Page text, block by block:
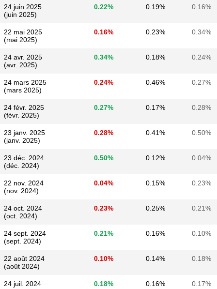
24 juin 2025
(juin 2025)
0.22% 0.19% 0.16%
22 mai 2025
(mai 2025)
0.16% 0.23% 0.34%
24 avr. 2025
(avr. 2025)
0.34% 0.18% 0.24%
24 mars 2025
(mars 2025)
0.24% 0.46% 0.27%
24 févr. 2025
(févr. 2025)
0.27% 0.17% 0.28%
23 janv. 2025
(janv. 2025)
0.28% 0.41% 0.50%
23 déc. 2024
(déc. 2024)
0.50% 0.12% 0.04%
22 nov. 2024
(nov. 2024)
0.04% 0.15% 0.23%
24 oct. 2024
(oct. 2024)
0.23% 0.25% 0.21%
24 sept. 2024
(sept. 2024)
0.21% 0.16% 0.10%
22 août 2024
(août 2024)
0.10% 0.14% 0.18%
24 juil. 2024
0.18% 0.16% 0.17%